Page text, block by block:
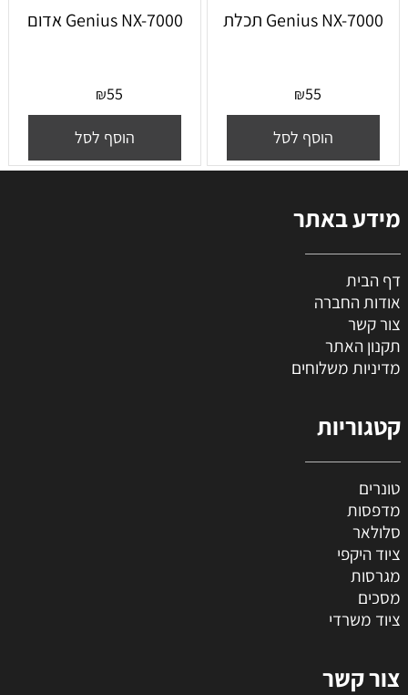
Genius NX-7000 תכלת
₪55
הוסף לסל
Genius NX-7000 אדום
₪55
הוסף לסל
מידע באתר
דף הבית
אודות החברה
צור קשר
תקנון האתר
מדיניות משלוחים
קטגוריות
טונרים
מדפסות
סלולאר
ציוד היקפי
מגרסות
מסכים
ציוד משרדי
צור קשר